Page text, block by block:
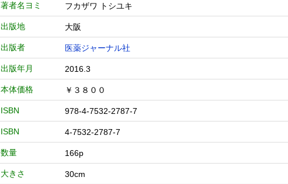
著者名ヨミ フカザワ トシユキ
出版地 大阪
出版者 医薬ジャーナル社
出版年月 2016.3
本体価格 ￥３８００
ISBN 978-4-7532-2787-7
ISBN 4-7532-2787-7
数量 166p
大きさ 30cm